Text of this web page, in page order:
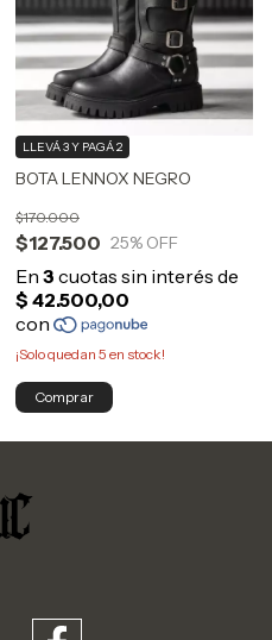
BOTA LENNOX NEGRO
$127.500
$170.000
25% OFF
LLEVÁ 3 Y PAGÁ 2
¡Solo quedan 5 en stock!
Comprar